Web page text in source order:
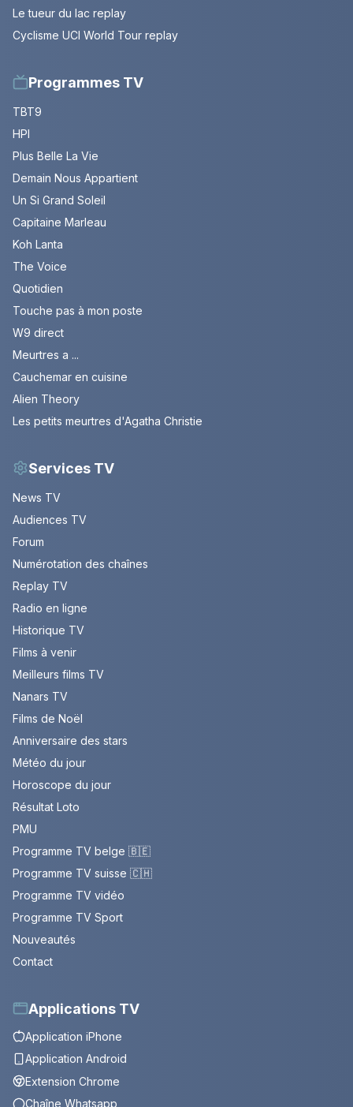
Le tueur du lac replay
Cyclisme UCI World Tour replay
Programmes TV
TBT9
HPI
Plus Belle La Vie
Demain Nous Appartient
Un Si Grand Soleil
Capitaine Marleau
Koh Lanta
The Voice
Quotidien
Touche pas à mon poste
W9 direct
Meurtres a ...
Cauchemar en cuisine
Alien Theory
Les petits meurtres d'Agatha Christie
Services TV
News TV
Audiences TV
Forum
Numérotation des chaînes
Replay TV
Radio en ligne
Historique TV
Films à venir
Meilleurs films TV
Nanars TV
Films de Noël
Anniversaire des stars
Météo du jour
Horoscope du jour
Résultat Loto
PMU
Programme TV belge 🇧🇪
Programme TV suisse 🇨🇭
Programme TV vidéo
Programme TV Sport
Nouveautés
Contact
Applications TV
Application iPhone
Application Android
Extension Chrome
Chaîne Whatsapp